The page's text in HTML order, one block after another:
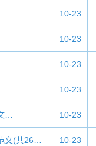
10-23
10-23
10-23
10-23
… 10-23
文(共26… 10-23